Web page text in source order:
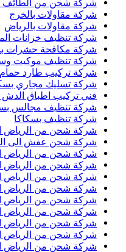
شركة شحن من الطائف
شركة مقاولات بالخرج
شركة مقاولات بالرياض
شركة تنظيف خزانات
شركة مكافحة حشرات
شركة تنظيف موكيت
شركة تركيب طارد حمام
شركة تسليك مجاري
فني تركيب اطباق الدش
شركة تنظيف مجالس
شركة تنظيف بسكاكا
شركة شحن من الرياض
شركة شحن عفش الى
شركة شحن من الرياض
شركة شحن من الرياض
شركة شحن من الرياض
شركة شحن من الرياض
شركة شحن من الرياض
شركة شحن من الرياض
شركة شحن من الرياض
شركة شحن من الرياض
شركة شحن من الرياض